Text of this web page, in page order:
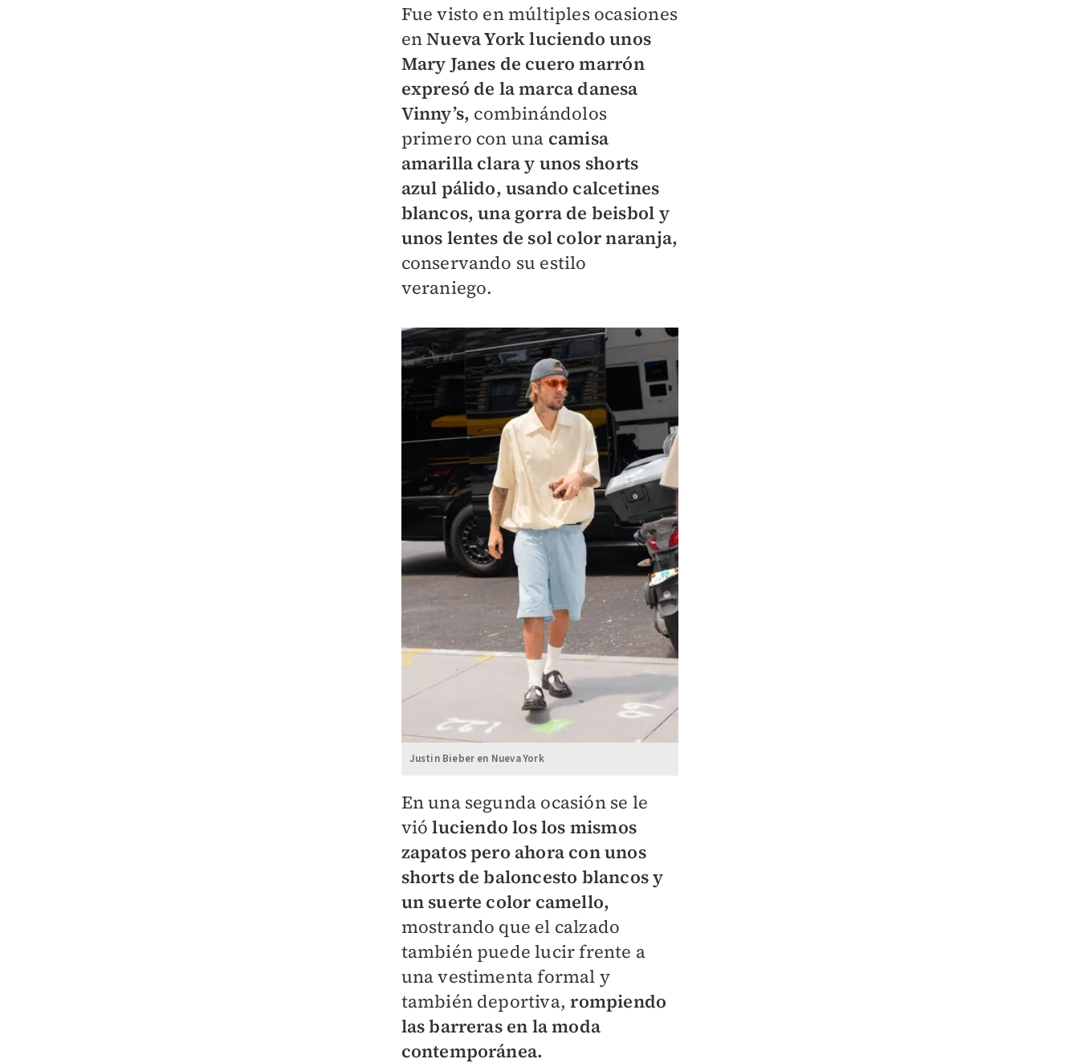
Fue visto en múltiples ocasiones
enNueva York luciendo unos
Mary Janes de cuero marrón
expresó de la marca danesa
Vinny’s, combinándolos
primero con una camisa
amarilla clara y unos shorts
azul pálido, usando calcetines
blancos, una gorra de beisbol y
unos lentes de sol color naranja,
conservando su estilo
veraniego.
Justin Bieber en Nueva York
En una segunda ocasión se le
vióluciendo los los mismos
zapatos pero ahora con unos
shorts de baloncesto blancos y
un suerte color camello,
mostrando que el calzado
también puede lucir frente a
una vestimenta formal y
también deportiva,rompiendo
las barreras en la moda
contemporánea.